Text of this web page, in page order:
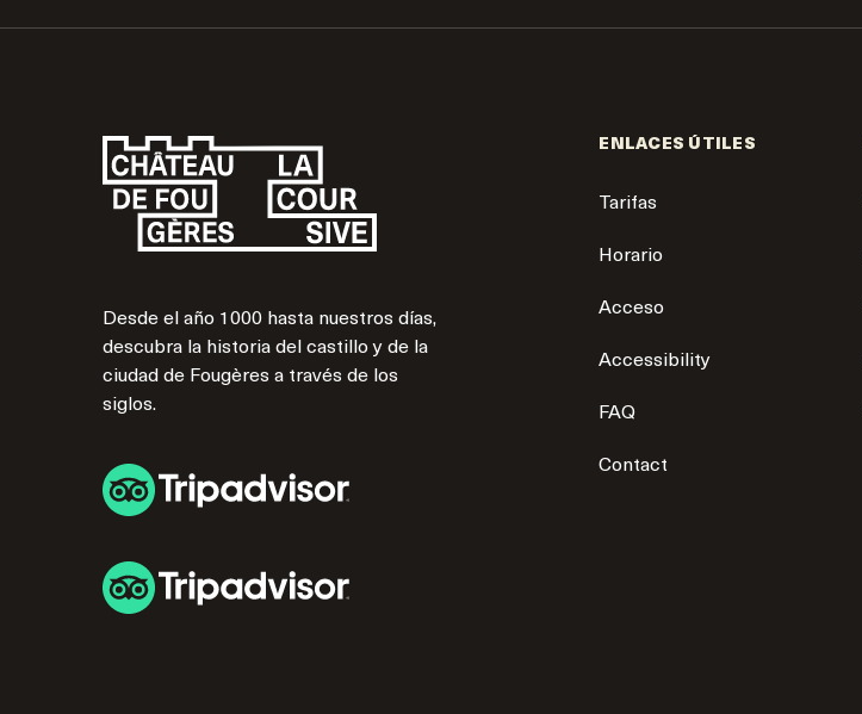
Desde el año 1000 hasta nuestros días,
descubra la historia del castillo y de la
ciudad de Fougères a través de los
siglos.
ENLACES ÚTILES
Tarifas
Horario
Acceso
Accessibility
FAQ
Contact